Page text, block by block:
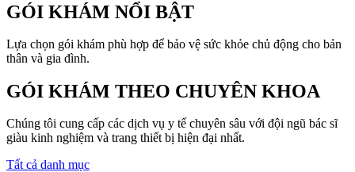
GÓI KHÁM NỔI BẬT
Lựa chọn gói khám phù hợp để bảo vệ sức khỏe chủ động cho bản
thân và gia đình.
GÓI KHÁM THEO CHUYÊN KHOA
Chúng tôi cung cấp các dịch vụ y tế chuyên sâu với đội ngũ bác sĩ
giàu kinh nghiệm và trang thiết bị hiện đại nhất.
Tất cả danh mục